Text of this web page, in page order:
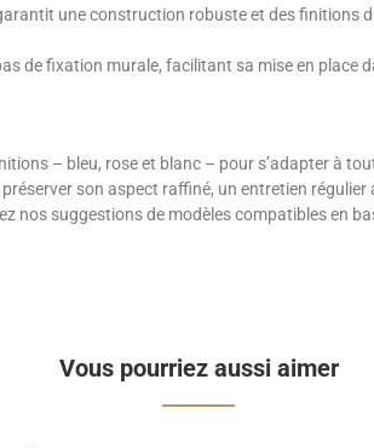
une construction robuste et des finitions
de fixation murale, facilitant sa mise en place
– bleu, rose et blanc – pour s’adapter à
son aspect raffiné, un entretien
nos suggestions de modèles compatibles en
Vous pourriez aussi aimer